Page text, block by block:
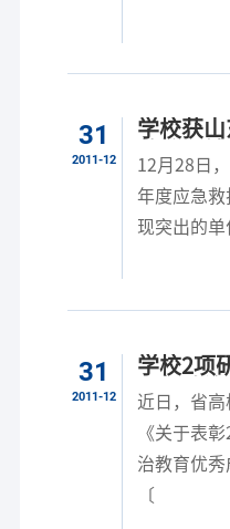
31
2011-12
学校获
救护与
单位
12月28日
年度应急救
现突出的
31
2011-12
学校2项
思想政治
近日，省
《关于表
治教育优
〔